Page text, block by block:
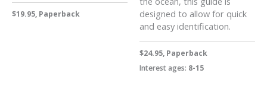
$19.95, Paperback
designed to allow for quick
and easy identification.
$24.95, Paperback
Interest ages: 8-15